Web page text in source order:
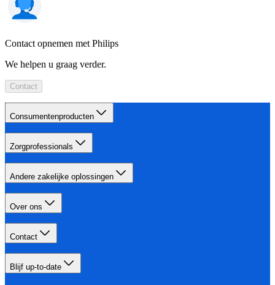
Contact opnemen met Philips
We helpen u graag verder.
Contact
Consumentenproducten
Zorgprofessionals
Andere zakelijke oplossingen
Over ons
Contact
Blijf up-to-date